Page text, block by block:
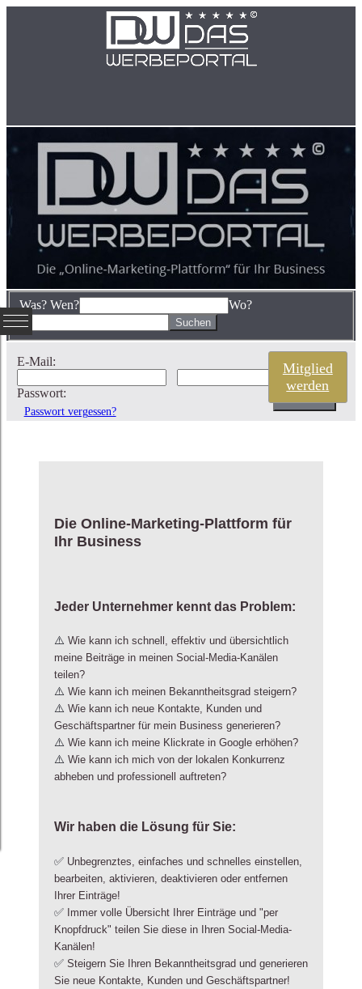
Was? Wen? Wo?
E-Mail:
Passwort:
Passwort vergessen?
Mitglied
werden
Die Online-Marketing-Plattform für
Ihr Business
Jeder Unternehmer kennt das Problem:
⚠️ Wie kann ich schnell, effektiv und übersichtlich
meine Beiträge in meinen Social-Media-Kanälen
teilen?
⚠️ Wie kann ich meinen Bekanntheitsgrad steigern?
⚠️ Wie kann ich neue Kontakte, Kunden und
Geschäftspartner für mein Business generieren?
⚠️ Wie kann ich meine Klickrate in Google erhöhen?
⚠️ Wie kann ich mich von der lokalen Konkurrenz
abheben und professionell auftreten?
Wir haben die Lösung für Sie:
✅ Unbegrenztes, einfaches und schnelles einstellen,
bearbeiten, aktivieren, deaktivieren oder entfernen
Ihrer Einträge!
✅ Immer volle Übersicht Ihrer Einträge und "per
Knopfdruck" teilen Sie diese in Ihren Social-Media-
Kanälen!
✅ Steigern Sie Ihren Bekanntheitsgrad und generieren
Sie neue Kontakte, Kunden und Geschäftspartner!